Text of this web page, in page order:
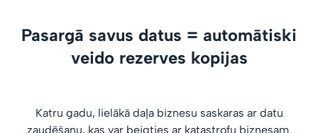
Pasargā savus datus = automātiski
veido rezerves kopijas
Katru gadu, lielākā daļa biznesu saskaras ar datu
zaudēšanu, kas var beigties ar katastrofu biznesam.